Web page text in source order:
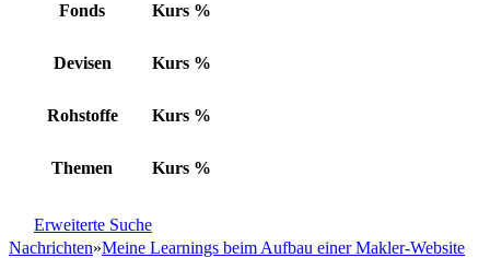
Fonds Kurs %
Devisen Kurs %
Rohstoffe Kurs %
Themen Kurs %
Erweiterte Suche
Nachrichten»Meine Learnings beim Aufbau einer Makler-Website